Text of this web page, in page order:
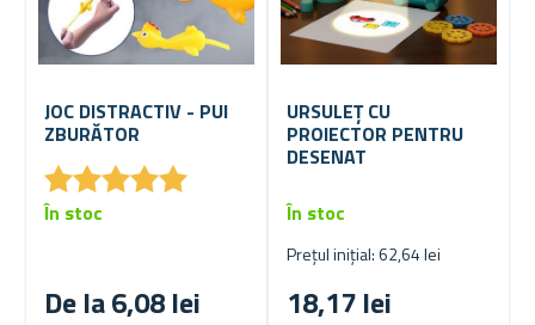
JOC DISTRACTIV - PUI
ZBURĂTOR
★★★★★
★★★★★
De la 6,08 lei
În stoc
URSULEȚ CU
PROIECTOR PENTRU
DESENAT
Prețul inițial: 62,64 lei
18,17 lei
În stoc